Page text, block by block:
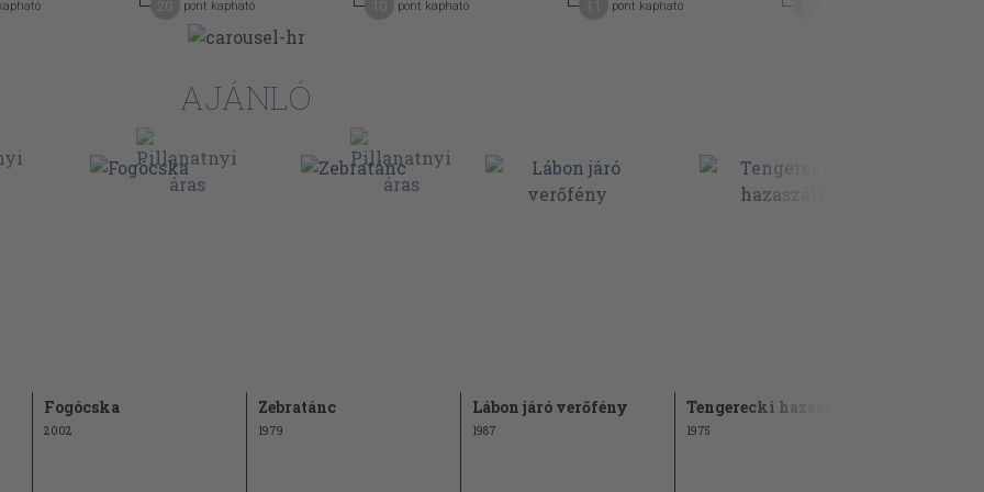
30
31
pont kapható pont kapható pont kapható
AJÁNLÓ
Fogócska
2002
Zebratánc
1979
Lábon járó verőfény
1987
Tengerecki hazaszáll
1975